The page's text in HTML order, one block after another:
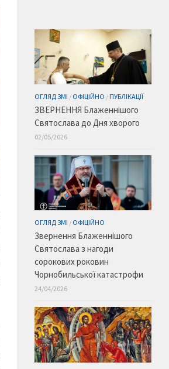
ОГЛЯД ЗМІ / ОФІЦІЙНО /ПУБЛІКАЦІЇ
ЗВЕРНЕННЯ Блаженнішого
Святослава до Дня хворого
02/05/2026
ОГЛЯД ЗМІ / ОФІЦІЙНО
Звернення Блаженнішого
Святослава з нагоди
сорокових роковин
Чорнобильської катастрофи
24/04/2026